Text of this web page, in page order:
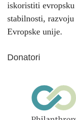
iskoristiti
stabilnosti, razvoju
Evropske unije.
Donatori